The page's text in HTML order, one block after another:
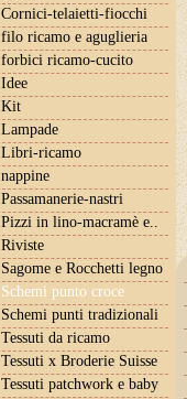
Cornici-telaietti-fiocchi
filo ricamo e aguglieria
forbici ricamo-cucito
Idee
Kit
Lampade
Libri-ricamo
nappine
Passamanerie-nastri
Pizzi in lino-macramè e..
Riviste
Sagome e Rocchetti legno
Schemi punto croce
Schemi punti tradizionali
Tessuti da ricamo
Tessuti x Broderie Suisse
Tessuti patchwork e baby